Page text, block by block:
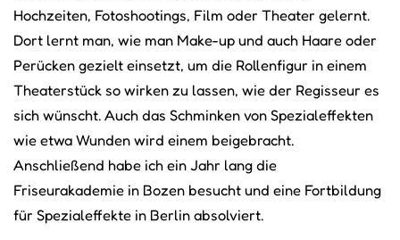
Hochzeiten, Fotoshootings, Film oder Theater gelernt.
Dort lernt man, wie man Make-up und auch Haare oder
Perücken gezielt einsetzt, um die Rollenfigur in einem
Theaterstück so wirken zu lassen, wie der Regisseur es
sich wünscht. Auch das Schminken von Spezialeffekten
wie etwa Wunden wird einem beigebracht.
Anschließend habe ich ein Jahr lang die
Friseurakademie in Bozen besucht und eine Fortbildung
für Spezialeffekte in Berlin absolviert.